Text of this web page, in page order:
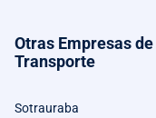
Otras Empresas de
Transporte
Sotrauraba